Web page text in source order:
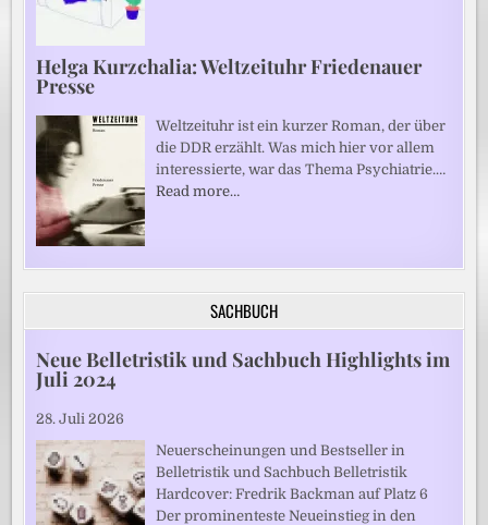
Helga Kurzchalia: Weltzeituhr Friedenauer
Presse
Weltzeituhr ist ein kurzer Roman, der über
die DDR erzählt. Was mich hier vor allem
interessierte, war das Thema Psychiatrie.…
Read more…
SACHBUCH
Neue Belletristik und Sachbuch Highlights im
Juli 2024
28. Juli 2026
Neuerscheinungen und Bestseller in
Belletristik und Sachbuch Belletristik
Hardcover: Fredrik Backman auf Platz 6
Der prominenteste Neueinstieg in den